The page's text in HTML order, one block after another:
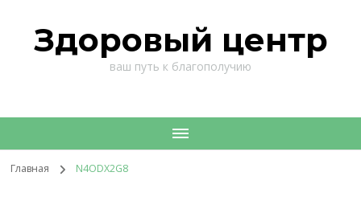
Здоровый центр
ваш путь к благополучию
Главная N4ODX2G8